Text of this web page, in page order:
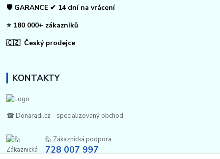
🛡️ GARANCE ✔ 14 dní na vrácení
⭐ 180 000+ zákazníků
🇨🇿 Český prodejce
KONTAKTY
☎ Donaradi.cz - specializovaný obchod
🙋 Zákaznická podpora
728 007 997